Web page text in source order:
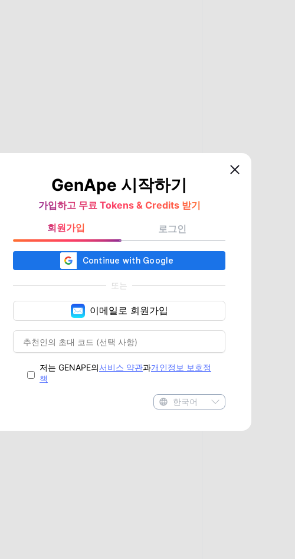
GenApe 시작하기
가입하고 무료 Tokens & Credits 받기
회원가입
로그인
또는
이메일로 회원가입
저는 GENAPE의서비스 약관과개인정보 보호정
책
한국어